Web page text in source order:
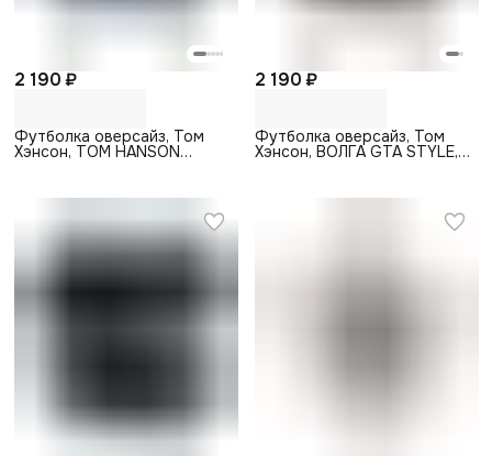
2 190 ₽
Футболка оверсайз, Том
Хэнсон, TOM HANSON
2 190 ₽
Футболка оверсайз, Том
Хэнсон, ВОЛГА GTA STYLE,